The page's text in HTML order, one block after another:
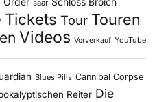
saar
Tickets Tour Touren
Videos Vorverkauf YouTube
Blues Pills Cannibal Corpse
Reiter Die